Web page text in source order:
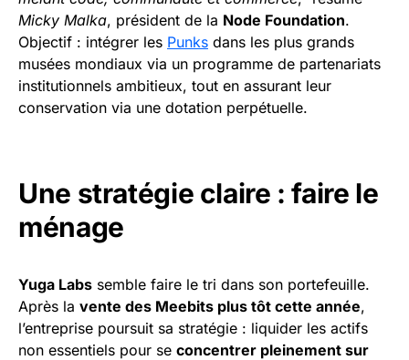
Micky Malka, président de la Node Foundation.
Objectif : intégrer les Punks dans les plus grands
musées mondiaux via un programme de partenariats
institutionnels ambitieux, tout en assurant leur
conservation via une dotation perpétuelle.
Une stratégie claire : faire le
ménage
Yuga Labs semble faire le tri dans son portefeuille.
Après la vente des Meebits plus tôt cette année,
l’entreprise poursuit sa stratégie : liquider les actifs
non essentiels pour se concentrer pleinement sur